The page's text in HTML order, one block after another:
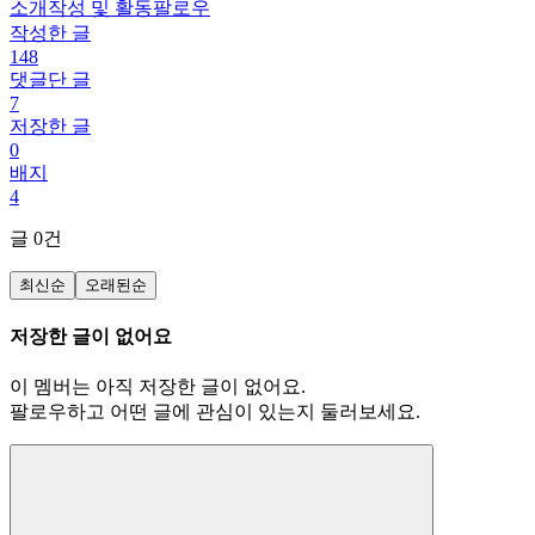
소개 작성 및 활동팔로우
작성한 글
148
댓글단 글
7
저장한 글
0
배지
4
글 0건
최신순 오래된순
저장한 글이 없어요
이 멤버는 아직 저장한 글이 없어요.
팔로우하고 어떤 글에 관심이 있는지 둘러보세요.